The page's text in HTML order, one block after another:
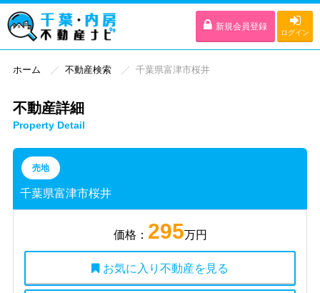
新規会員登録
ログイン
ホーム 不動産検索 千葉県富津市桜井
不動産詳細
Property Detail
売地
千葉県富津市桜井
価格： 295万円
お気に入り不動産を見る